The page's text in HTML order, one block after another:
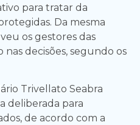
para tratar da
Da mesma
os gestores das
decisões, segundo os
Trivellato Seabra
deliberada para
de acordo com a